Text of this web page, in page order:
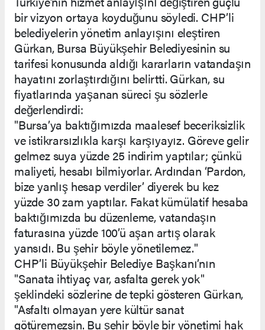
bir vizyon ortaya koyduğunu söyledi. CHP’li
belediyelerin yönetim anlayışını eleştiren
Gürkan, Bursa Büyükşehir Belediyesinin su
tarifesi konusunda aldığı kararların vatandaşın
hayatını zorlaştırdığını belirtti. Gürkan, su
fiyatlarında yaşanan süreci şu sözlerle
değerlendirdi:
"Bursa’ya baktığımızda maalesef beceriksizlik
ve istikrarsızlıkla karşı karşıyayız. Göreve gelir
gelmez suya yüzde 25 indirim yaptılar; çünkü
maliyeti, hesabı bilmiyorlar. Ardından ‘Pardon,
bize yanlış hesap verdiler’ diyerek bu kez
yüzde 30 zam yaptılar. Fakat kümülatif hesaba
baktığımızda bu düzenleme, vatandaşın
faturasına yüzde 100’ü aşan artış olarak
yansıdı. Bu şehir böyle yönetilemez."
CHP’li Büyükşehir Belediye Başkanı’nın
"Sanata ihtiyaç var, asfalta gerek yok"
şeklindeki sözlerine de tepki gösteren Gürkan,
"Asfaltı olmayan yere kültür sanat
götüremezsin. Bu şehir böyle bir yönetimi hak